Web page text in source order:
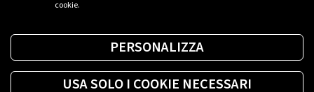
cookie.
PERSONALIZZA
USA SOLO I COOKIE NECESSARI
Trova la soluzione più giusta per te.
Richiedi una colonnina